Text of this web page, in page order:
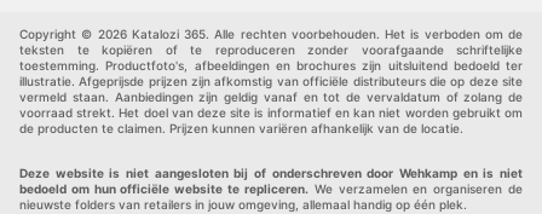
Copyright © 2026 Katalozi 365. Alle rechten voorbehouden. Het is verboden om de
teksten te kopiëren of te reproduceren zonder voorafgaande schriftelijke
toestemming. Productfoto's, afbeeldingen en brochures zijn uitsluitend bedoeld ter
illustratie. Afgeprijsde prijzen zijn afkomstig van officiële distributeurs die op deze site
vermeld staan. Aanbiedingen zijn geldig vanaf en tot de vervaldatum of zolang de
voorraad strekt. Het doel van deze site is informatief en kan niet worden gebruikt om
de producten te claimen. Prijzen kunnen variëren afhankelijk van de locatie.
Deze website is niet aangesloten bij of onderschreven door Wehkamp en is niet
bedoeld om hun officiële website te repliceren. We verzamelen en organiseren de
nieuwste folders van retailers in jouw omgeving, allemaal handig op één plek.